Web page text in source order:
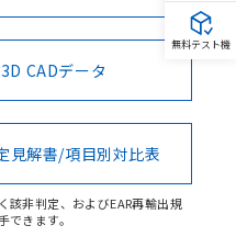
3D CADデータ
見解書/項目別対比表
該非判定、およびEAR再輸出規
できます。
無料テスト機